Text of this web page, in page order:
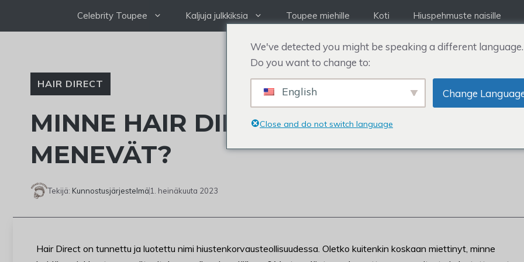
Celebrity Toupee Kaljuja julkkiksia Toupee miehille Koti Hiuspehmuste naisille
HAIR DIRECT
MINNE HAIR DIRECT -YHTIÖN
MENEVÄT?
Tekijä: Kunnostusjärjestelmä 1. heinäkuuta 2023
Hair Direct on tunnettu ja luotettu nimi hiustenkorvausteollisuudessa. Oletko kuitenkin koskaan miettinyt, minne
We've detected you might be speaking a different language.
Do you want to change to:
English Change
Close and do not switch language